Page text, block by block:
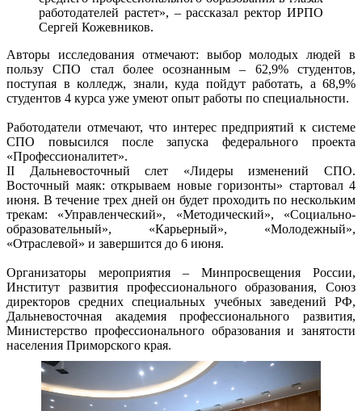
работодателей растет», – рассказал ректор ИРПО
Сергей Кожевников.
Авторы исследования отмечают: выбор молодых людей в
пользу СПО стал более осознанным – 62,9% студентов,
поступая в колледж, знали, куда пойдут работать, а 68,9%
студентов 4 курса уже умеют опыт работы по специальности.
Работодатели отмечают, что интерес предприятий к системе
СПО повысился после запуска федерального проекта
«Профессионалитет».
II Дальневосточный слет «Лидеры изменений СПО.
Восточный маяк: открываем новые горизонты» стартовал 4
июня. В течение трех дней он будет проходить по нескольким
трекам: «Управленческий», «Методический», «Социально-
образовательный», «Карьерный», «Молодежный»,
«Отраслевой» и завершится до 6 июня.
Организаторы мероприятия – Минпросвещения России,
Институт развития профессионального образования, Союз
директоров средних специальных учебных заведений РФ,
Дальневосточная академия профессионального развития,
Министерство профессионального образования и занятости
населения Приморского края.